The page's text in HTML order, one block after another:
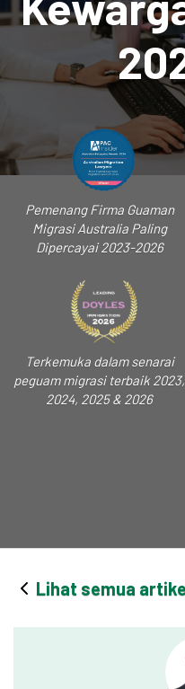
Pemenang Firma Guaman
Migrasi Australia Paling
Dipercayai 2023-2026
Terkemuka dalam senarai
peguam migrasi terbaik 2023,
2024, 2025 & 2026
Lihat semua